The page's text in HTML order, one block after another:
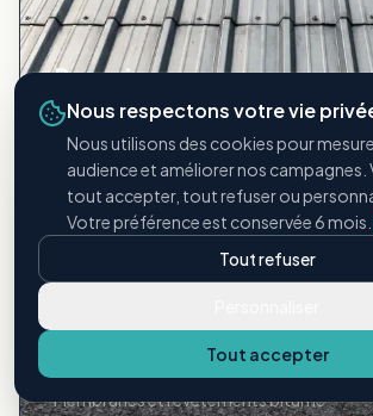
Bac acier
Toitures métalliques industrielles
Étanchéité bitumineuse
Membranes et revêtements bitume
Nous respectons votre vie
Nous utilisons des cookies pour
audience et améliorer nos campagnes.
tout accepter, tout refuser ou
Votre préférence est conservée 6 mois.
Tout refuser
Tout accepter